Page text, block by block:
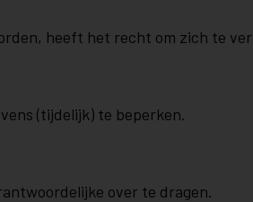
heeft het recht om zich te
(tijdelijk) te beperken.
over te dragen.